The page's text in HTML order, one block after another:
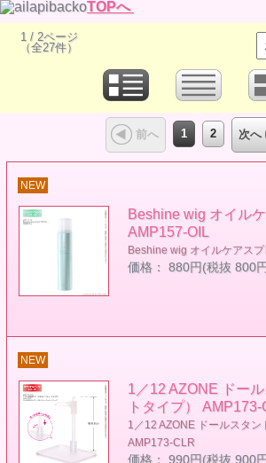
TOPへ
1 / 2ページ
（全27件）
前へ 1 2 次へ
NEW
Beshine wig オイル
AMP157-OIL
Beshine wig オイルケアス
価格： 880円(税抜 800
NEW
1／12 AZONE ドー
トタイプ） AMP173-
1／12 AZONE ドールスタン
AMP173-CLR
価格： 990円(税抜 900